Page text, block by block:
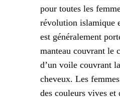
pour toutes les
révolution islamique
est généralement
manteau couvrant le
d’un voile couvrant
cheveux. Les
des couleurs vives et